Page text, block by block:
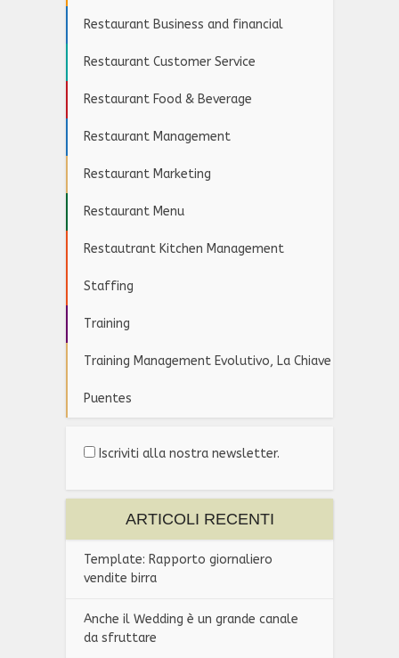
Restaurant Business and financial
Restaurant Customer Service
Restaurant Food & Beverage
Restaurant Management
Restaurant Marketing
Restaurant Menu
Restautrant Kitchen Management
Staffing
Training
Training Management Evolutivo, La Chiave
Puentes
Iscriviti alla nostra newsletter.
ARTICOLI RECENTI
Template: Rapporto giornaliero
vendite birra
Anche il Wedding è un grande canale
da sfruttare